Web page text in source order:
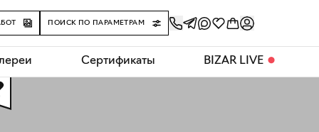
ПОИСК ПО ПАРАМЕТРАМ
Сертификаты BIZAR LIVE ⬤